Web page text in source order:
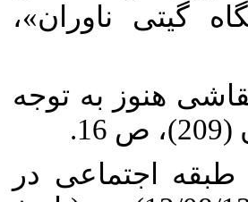
گیتی ناوران»،
(1354). «هنر نقاشی هنوز به توجه
طبقه اجتماعی در